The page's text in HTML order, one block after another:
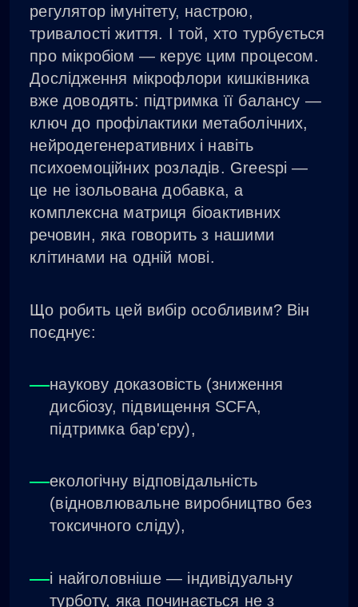
регулятор імунітету, настрою,
тривалості життя. І той, хто турбується
про мікробіом — керує цим процесом.
Дослідження мікрофлори кишківника
вже доводять: підтримка її балансу —
ключ до профілактики метаболічних,
нейродегенеративних і навіть
психоемоційних розладів. Greespi —
це не ізольована добавка, а
комплексна матриця біоактивних
речовин, яка говорить з нашими
клітинами на одній мові.
Що робить цей вибір особливим? Він
поєднує:
наукову доказовість (зниження
дисбіозу, підвищення SCFA,
підтримка бар'єру),
екологічну відповідальність
(відновлювальне виробництво без
токсичного сліду),
і найголовніше — індивідуальну
турботу, яка починається не з